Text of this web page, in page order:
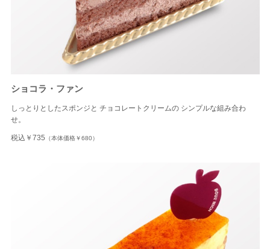
ショコラ・ファン
しっとりとしたスポンジと チョコレートクリームの シンプルな組み合わ
せ。
税込￥735 （本体価格￥680）